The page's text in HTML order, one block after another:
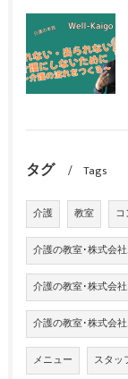
タグ Tags
介護 教室
介護の教室･株式会
介護の教室･株式会
介護の教室･株式会
メニュー スタッ